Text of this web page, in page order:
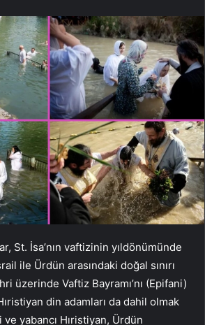
St. İsa’nın vaftizinin yıldönümünde
ile Ürdün arasındaki doğal sınırı
üzerinde Vaftiz Bayramı’nı (Epifani)
din adamları da dahil olmak
yabancı Hıristiyan, Ürdün